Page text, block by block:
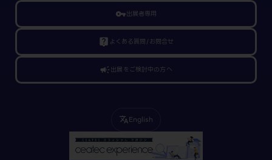
vpn_key出展者専用
live_help よくある質問/お問合せ
campaign出展をご検討中の方へ
translateEnglish